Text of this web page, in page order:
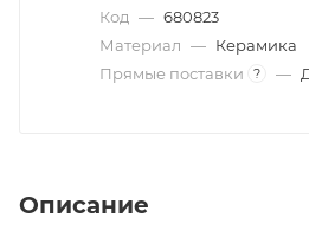
Код — 680823
Материал — Керамика
Прямые поставки
? —
Описание